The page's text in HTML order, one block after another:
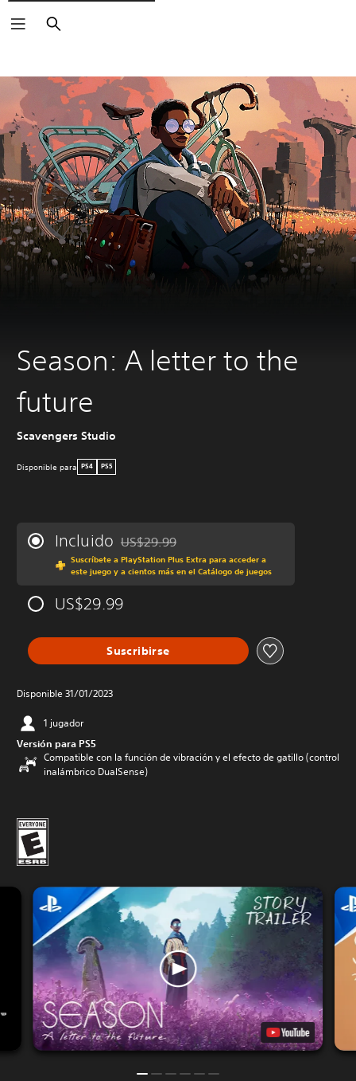
Buscar
Season: A letter to the
future
Scavengers Studio
Disponible para PS4 PS5
Incluido Rebajado del precio original de US$29.99
US$29.99
Suscríbete a PlayStation Plus Extra para acceder a
este juego y a cientos más en el Catálogo de juegos
US$29.99
Suscribirse
Disponible 31/01/2023
1 jugador
Versión para PS5
Compatible con la función de vibración y el efecto de gatillo (control
inalámbrico DualSense)